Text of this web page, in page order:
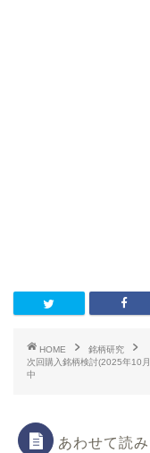
HOME
銘柄研究
次回購入銘柄検討(2025年10
中
あわせて読